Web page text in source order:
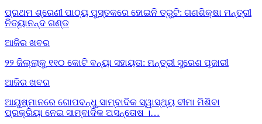
ପ୍ରଥମ ଶ୍ରେଣୀ ପାଠ୍ୟ ପୁସ୍ତକରେ ହୋଇନି ତ୍ରୁଟି: ଗଣଶିକ୍ଷା ମନ୍ତ୍ରୀ
ନିତ୍ୟାନନ୍ଦ ଗଣ୍ଡ
ଆଜିର ଖବର
୨୨ ଜିଲ୍ଲାକୁ ୧୧୦ କୋଟି ବନ୍ୟା ସହାୟତା: ମନ୍ତ୍ରୀ ସୁରେଶ ପୂଜାରୀ
ଆଜିର ଖବର
ଆୟୁଷ୍ମାନରେ ଗୋପବନ୍ଧୁ ସାମ୍ବାଦିକ ସ୍ୱାସ୍ଥ୍ୟ ବୀମା ମିଶିବା
ପ୍ରକ୍ରିୟା ନେଇ ସାମ୍ବାଦିକ ଅସନ୍ତୋଷ ।…